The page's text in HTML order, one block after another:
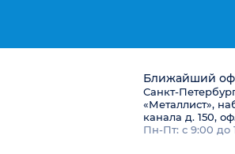
Ближайший
Санкт-
«Металлист»,
канала д. 150,
Пн-Пт: с 9:00 до